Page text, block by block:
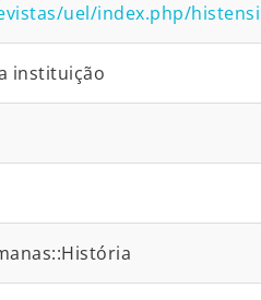
uel/index.php/
instituição